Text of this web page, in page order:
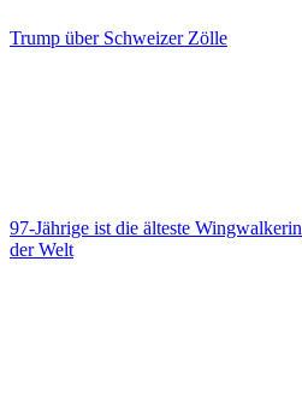
Trump über Schweizer Zölle
97-Jährige ist die älteste Wingwalkerin
der Welt